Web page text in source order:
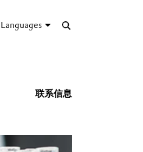
Languages
联系信息